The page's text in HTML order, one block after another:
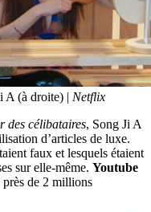
A (à droite) | Netflix
des célibataires, Song Ji A
d’articles de luxe.
faux et lesquels étaient
sur elle-même. Youtube
près de 2 millions